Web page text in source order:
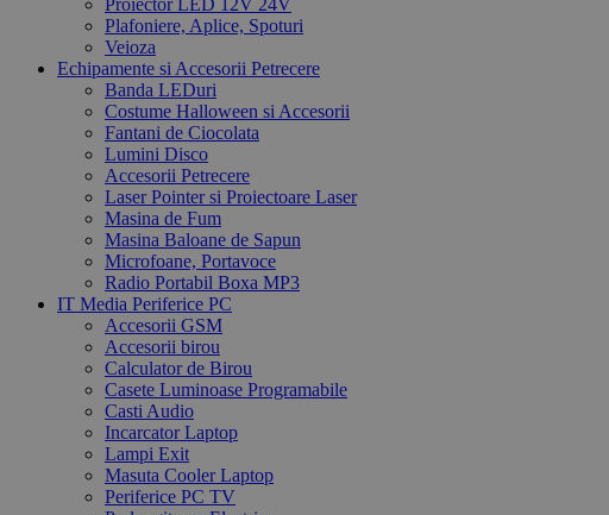
Proiector LED 12V 24V
Plafoniere, Aplice, Spoturi
Veioza
Echipamente si Accesorii Petrecere
Banda LEDuri
Costume Halloween si Accesorii
Fantani de Ciocolata
Lumini Disco
Accesorii Petrecere
Laser Pointer si Proiectoare Laser
Masina de Fum
Masina Baloane de Sapun
Microfoane, Portavoce
Radio Portabil Boxa MP3
IT Media Periferice PC
Accesorii GSM
Accesorii birou
Calculator de Birou
Casete Luminoase Programabile
Casti Audio
Incarcator Laptop
Lampi Exit
Masuta Cooler Laptop
Periferice PC TV